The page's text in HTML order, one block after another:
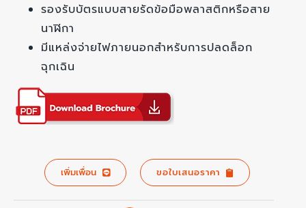
รองรับบัตรแบบสายรัดข้อมือพลาสติกหรือสาย
นาฬิกา
มีแหล่งจ่ายไฟภายนอกสำหรับการปลดล็อก
ฉุกเฉิน
เพิ่มเพื่อน ขอใบเสนอราคา